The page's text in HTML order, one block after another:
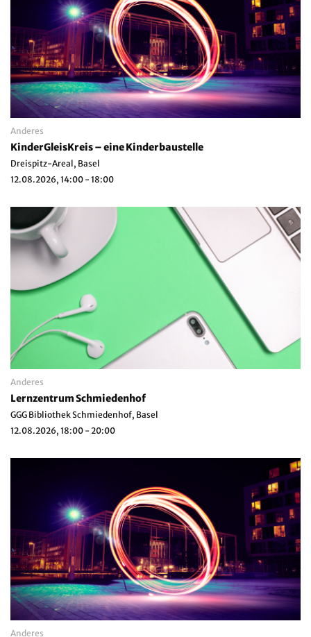
Anderes
KinderGleisKreis – eine Kinderbaustelle
Dreispitz-Areal, Basel
12.08.2026, 14:00 - 18:00
Anderes
Lernzentrum Schmiedenhof
GGG Bibliothek Schmiedenhof, Basel
12.08.2026, 18:00 - 20:00
Anderes